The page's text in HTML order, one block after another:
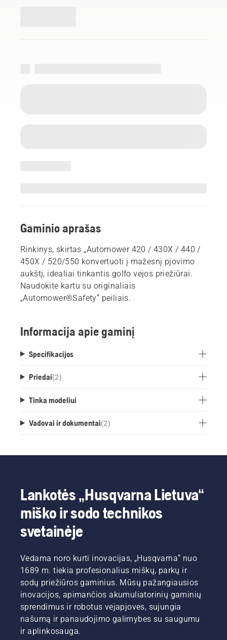
Gaminio aprašas
Rinkinys, skirtas „Automower 420 / 430X / 440 /
450X / 520/550 konvertuoti į mažesnį pjovimo
aukštį, idealiai tinkantis golfo vejos priežiūrai.
Naudokite kartu su originaliais
„Automower®Safety“ peiliais.
Informacija apie gaminį
Specifikacijos
Priedai(2)
Tinka modeliui
Vadovai ir dokumentai(2)
Lankotės „Husqvarna Lietuva“
miško ir sodo technikos
svetainėje
Vedama noro kurti inovacijas, „Husqvarna“ nuo
1689 m. tiekia profesionalius miškų, parkų ir
sodų priežiūros gaminius. Mūsų pažangiausios
inovacijos, apimančios akumuliatorinių gaminių
sprendimus ir robotus vejapjoves, sujungia
našumą ir panaudojimo galimybes su saugumu
ir aplinkosauga.